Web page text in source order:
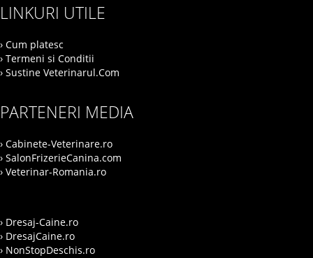
LINKURI UTILE
› Cum platesc
› Termeni si Conditii
› Sustine Veterinarul.Com
PARTENERI MEDIA
› Cabinete-Veterinare.ro
› SalonFrizerieCanina.com
› Veterinar-Romania.ro
› Dresaj-Caine.ro
› DresajCaine.ro
› NonStopDeschis.ro